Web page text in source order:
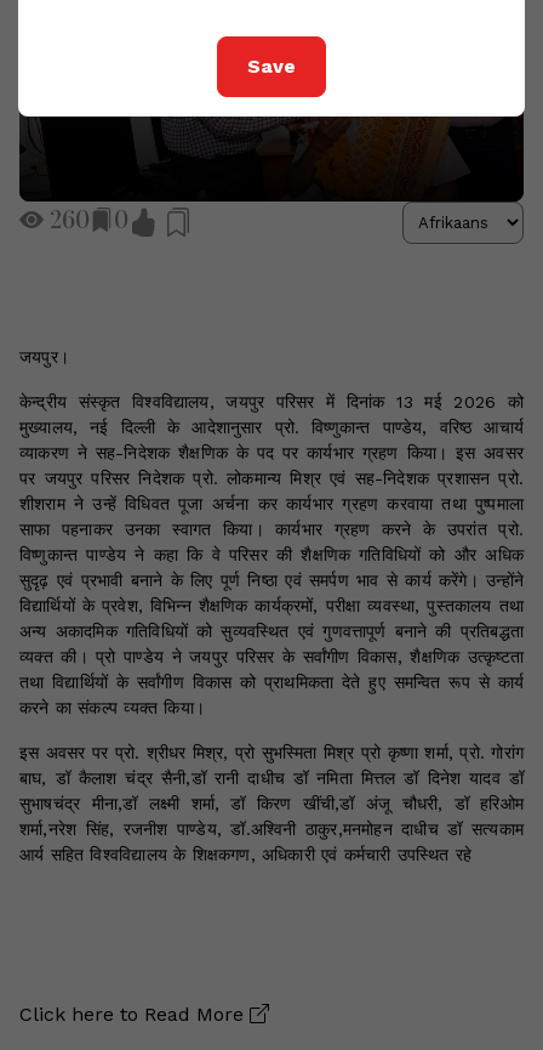
Save
260 0
जयपुर।
केन्द्रीय संस्कृत विश्वविद्यालय, जयपुर परिसर में दिनांक 13 मई 2026 को
मुख्यालय, नई दिल्ली के आदेशानुसार प्रो. विष्णुकान्त पाण्डेय, वरिष्ठ आचार्य
व्याकरण ने सह-निदेशक शैक्षणिक के पद पर कार्यभार ग्रहण किया। इस अवसर
पर जयपुर परिसर निदेशक प्रो. लोकमान्य मिश्र एवं सह-निदेशक प्रशासन प्रो.
शीशराम ने उन्हें विधिवत पूजा अर्चना कर कार्यभार ग्रहण करवाया तथा पुष्पमाला
साफा पहनाकर उनका स्वागत किया। कार्यभार ग्रहण करने के उपरांत प्रो.
विष्णुकान्त पाण्डेय ने कहा कि वे परिसर की शैक्षणिक गतिविधियों को और अधिक
सुदृढ़ एवं प्रभावी बनाने के लिए पूर्ण निष्ठा एवं समर्पण भाव से कार्य करेंगे। उन्होंने
विद्यार्थियों के प्रवेश, विभिन्न शैक्षणिक कार्यक्रमों, परीक्षा व्यवस्था, पुस्तकालय तथा
अन्य अकादमिक गतिविधियों को सुव्यवस्थित एवं गुणवत्तापूर्ण बनाने की प्रतिबद्धता
व्यक्त की। प्रो पाण्डेय ने जयपुर परिसर के सर्वांगीण विकास, शैक्षणिक उत्कृष्टता
तथा विद्यार्थियों के सर्वांगीण विकास को प्राथमिकता देते हुए समन्वित रूप से कार्य
करने का संकल्प व्यक्त किया।
इस अवसर पर प्रो. श्रीधर मिश्र, प्रो सुभस्मिता मिश्र प्रो कृष्णा शर्मा, प्रो. गोरांग
बाघ, डॉ कैलाश चंद्र सैनी,डॉ रानी दाधीच डॉ नमिता मित्तल डॉ दिनेश यादव डॉ
सुभाषचंद्र मीना,डॉ लक्ष्मी शर्मा, डॉ किरण खींची,डॉ अंजू चौधरी, डॉ हरिओम
शर्मा,नरेश सिंह, रजनीश पाण्डेय, डॉ.अश्विनी ठाकुर,मनमोहन दाधीच डॉ सत्यकाम
आर्य सहित विश्वविद्यालय के शिक्षकगण, अधिकारी एवं कर्मचारी उपस्थित रहे
Click here to Read More